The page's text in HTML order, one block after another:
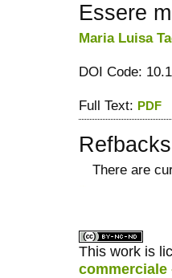
Essere
Maria Luisa
DOI Code:
Full Text: PDF
Refbacks
There are
This work is
commerciale